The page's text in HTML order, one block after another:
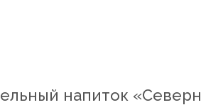
напиток